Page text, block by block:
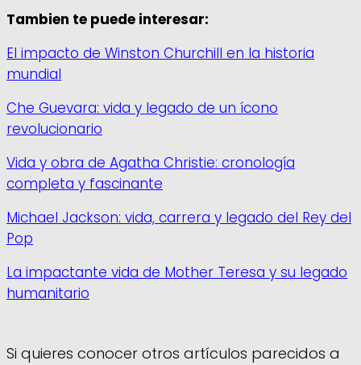
Tambien te puede interesar:
El impacto de Winston Churchill en la historia
mundial
Che Guevara: vida y legado de un ícono
revolucionario
Vida y obra de Agatha Christie: cronología
completa y fascinante
Michael Jackson: vida, carrera y legado del Rey del
Pop
La impactante vida de Mother Teresa y su legado
humanitario
Si quieres conocer otros artículos parecidos a